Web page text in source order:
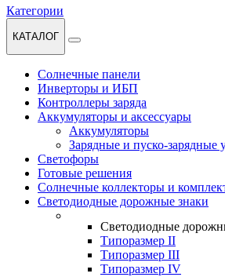
Категории
КАТАЛОГ
Солнечные панели
Инверторы и ИБП
Контроллеры заряда
Аккумуляторы и аксессуары
Аккумуляторы
Зарядные и пуско-зарядные
Светофоры
Готовые решения
Солнечные коллекторы и
Светодиодные дорожные знаки
Светодиодные
Типоразмер II
Типоразмер III
Типоразмер IV